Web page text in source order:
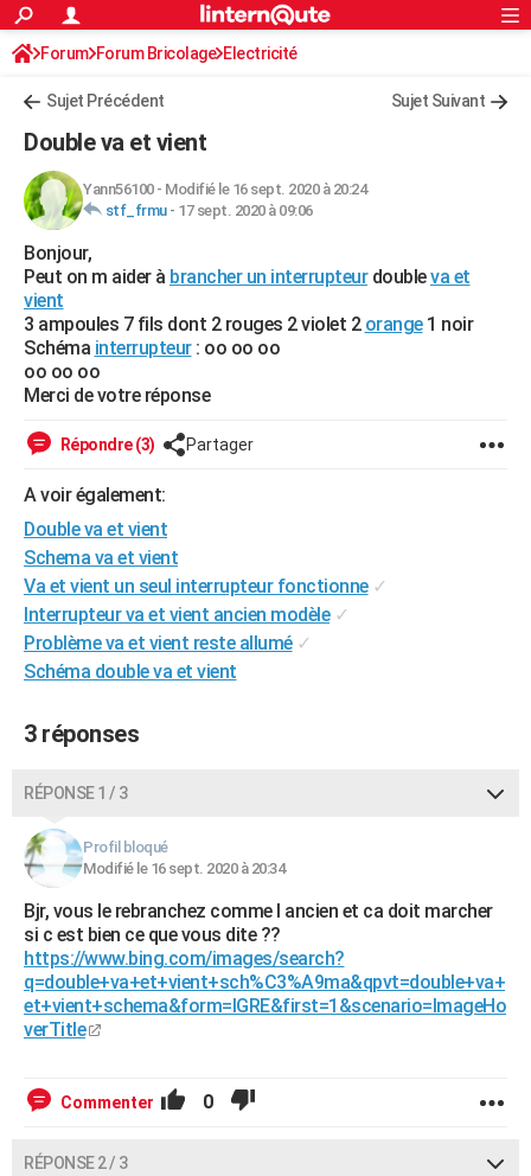
ACTUALITÉS
Politique
Société
Faits Divers
Education
Monde
Villes
+
FINANCE
Retraite
Impôts
Epargne
Immobilier
Risques naturels par ville
Banque
Assurance
Crédit
AUTO
Essais
Réserver un essai
Citadines
Berlines
SUV
Forum auto
+HIGH-TECH
Mobiles
Meilleur smartphone
Internet
Ordinateurs
Jeux vidéo
Guide high-tech
+BRICOLAGE
Forum
Aménagement intérieur
Extérieur
Cuisine
Salle de bains
Jardinage
Rangement
WEEK-END
Art de vivre
Bien-être
Loisirs
Mode
Modes de vie
Alimentation
Guide de la santé
Maladies
Médicaments
Sommeil
Destinations
City break
Voyage nature
Voyage de noces
Forum
Climat
+PHOTO
GUIDES D'ACHAT
BONS PLANS
Carte de Noël
Carte Bonne année
Carte Saint-Valentin
Carte Pâques
Carte d'anniversaire
DICTIONNAIRE
Dictionnaire
Biographies
Citations
Expressions
Proverbes
PROGRAMME TV
COPAINS D'AVANT
S'inscrire
Se connecter
Lycées
Collèges
Primaires
Universités
Entreprises
Service militaire
Avis de recherche
FORUM
Bricolage
Lifestyle
Culture
Sport
Auto
Television
Voyage
Cinema
S'inscrire
Connexion
Forum Forum Bricolage Electricité
Sujet Précédent Sujet Suivant
Double va et vient
Yann56100- Modifié le 16 sept. 2020 à 20:24
stf_frmu- 17 sept. 2020 à 09:06
Bonjour,
Peut on m aider à brancher un interrupteurdoubleva et
vient
3 ampoules 7 fils dont 2 rouges 2 violet 2 orange1 noir
Schéma interrupteur: oo oo oo
oo oo oo
Merci de votre réponse
Répondre (3) Partager
A voir également:
Double va et vient
Schema va et vient
Va et vient un seul interrupteur fonctionne ✓
Interrupteur va et vient ancien modèle ✓
Problème va et vient reste allumé ✓
Schéma double va et vient
3 réponses
RÉPONSE 1 / 3
Profil bloqué
Modifié le 16 sept. 2020 à 20:34
Bjr, vous le rebranchez comme l ancien et ca doit marcher
si c est bien ce que vous dite ??
https://www.bing.com/images/search?
q=double+va+et+vient+sch%C3%A9ma&qpvt=double+va+
et+vient+schema&form=IGRE&first=1&scenario=ImageHo
verTitle
Commenter 0
RÉPONSE 2 / 3